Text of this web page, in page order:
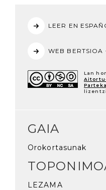
LEER EN
WEB BERTSIOA
Lan
GAIA
Orokortasunak
LEZAMA